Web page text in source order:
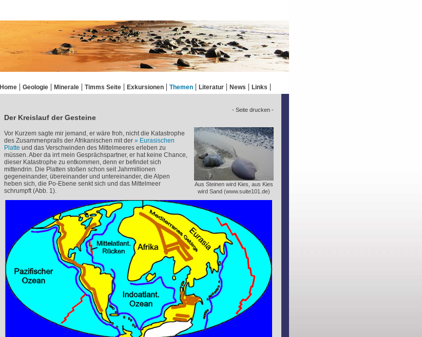
Home Geologie Minerale Timms Seite Exkursionen Themen Literatur News Links
- Seite drucken -
Der Kreislauf der Gesteine
Aus Steinen wird Kies, aus Kies
wird Sand (www.suite101.de)
Vor Kurzem sagte mir jemand, er wäre froh, nicht die Katastrophe
des Zusammenpralls der Afrikanischen mit der
Eurasischen
Platte und das Verschwinden des Mittelmeeres erleben zu
müssen. Aber da irrt mein Gesprächspartner, er hat keine Chance,
dieser Katastrophe zu entkommen, denn er befindet sich
mittendrin. Die Platten stoßen schon seit Jahrmillionen
gegeneinander, übereinander und untereinander, die Alpen
heben sich, die Po-Ebene senkt sich und das Mittelmeer
schrumpft (Abb. 1).